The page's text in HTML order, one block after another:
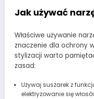
Jak używać
Właściwe używanie
znaczenie dla ochrony
stylizacji warto
zasad:
Używaj suszarek z
elektryzowanie się